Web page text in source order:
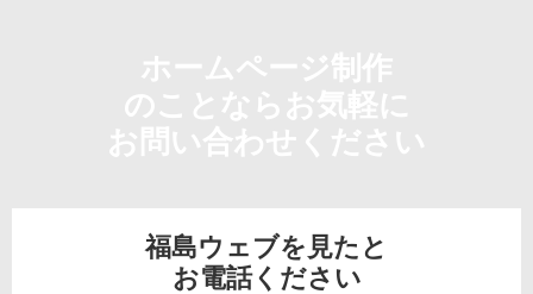
福島ウェブを見たと
お電話ください